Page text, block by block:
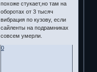
похоже стукает,но там на
оборотах от 3 тысяч
вибрация по кузову, если
сайленты на подрамниках
совсем умерли.
0